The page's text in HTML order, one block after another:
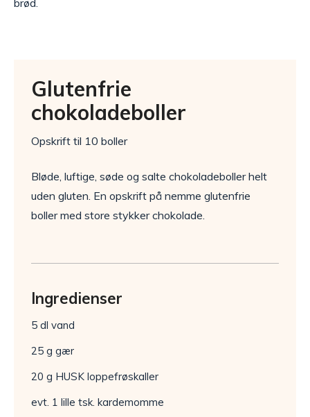
Glutenfrie
chokoladeboller
Opskrift til 10 boller
Bløde, luftige, søde og salte chokoladeboller helt
uden gluten. En opskrift på nemme glutenfrie
boller med store stykker chokolade.
Ingredienser
5 dl vand
25 g gær
20 g HUSK loppefrøskaller
evt. 1 lille tsk. kardemomme